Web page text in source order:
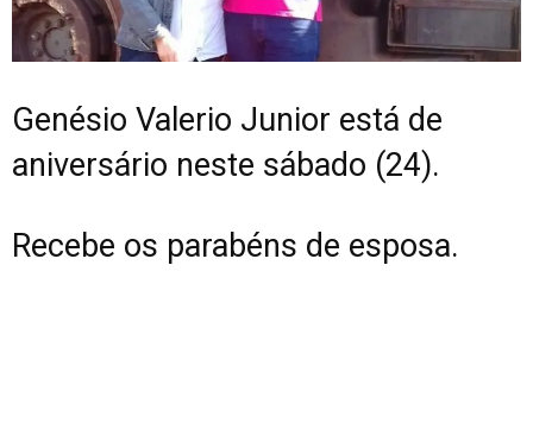
Genésio Valerio Junior está de
aniversário neste sábado (24).
Recebe os parabéns de esposa.